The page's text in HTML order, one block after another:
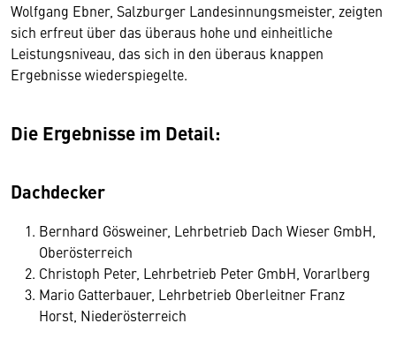
Wolfgang Ebner, Salzburger Landesinnungsmeister, zeigten
sich erfreut über das überaus hohe und einheitliche
Leistungsniveau, das sich in den überaus knappen
Ergebnisse wiederspiegelte.
Die Ergebnisse im Detail:
Dachdecker
Bernhard Gösweiner, Lehrbetrieb Dach Wieser GmbH,
Oberösterreich
Christoph Peter, Lehrbetrieb Peter GmbH, Vorarlberg
Mario Gatterbauer, Lehrbetrieb Oberleitner Franz
Horst, Niederösterreich